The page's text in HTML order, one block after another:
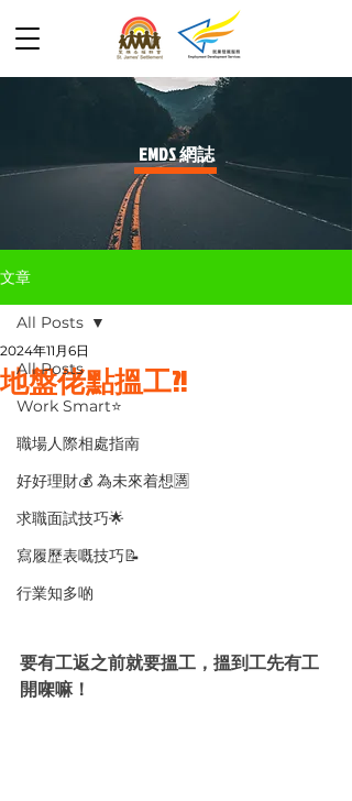
​EMDS 網誌
文章
All Posts
Work Smart⭐️
職場人際相處指南
好好理財💰 為未來着想🈵
求職面試技巧🌟
寫履歷表嘅技巧📝
行業知多啲
All Posts
地盤佬點搵工?!
2024年11月6日
要有工返之前就要搵工，搵到工先有工
開㗎嘛！